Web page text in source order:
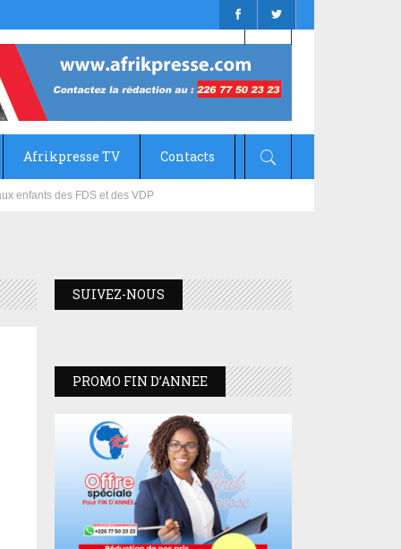
Afrikpresse TV Contacts
SUIVEZ-NOUS
PROMO FIN D’ANNEE